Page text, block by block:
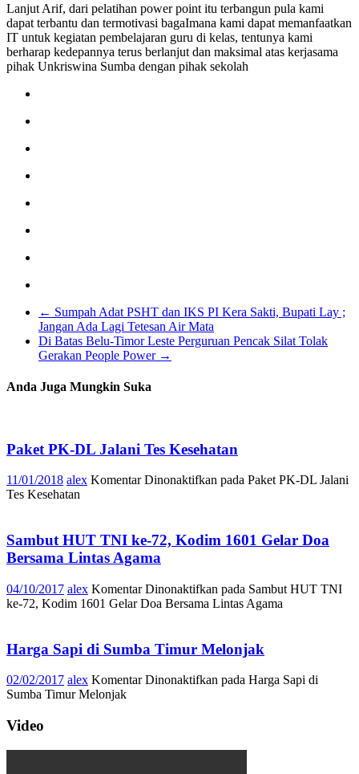
Lanjut Arif, dari pelatihan power point itu terbangun pula kami
dapat terbantu dan termotivasi bagaImana kami dapat memanfaatkan
IT untuk kegiatan pembelajaran guru di kelas, tentunya kami
berharap kedepannya terus berlanjut dan maksimal atas kerjasama
pihak Unkriswina Sumba dengan pihak sekolah
← Sumpah Adat PSHT dan IKS PI Kera Sakti, Bupati Lay ;
Jangan Ada Lagi Tetesan Air Mata
Di Batas Belu-Timor Leste Perguruan Pencak Silat Tolak
Gerakan People Power →
Anda Juga Mungkin Suka
Paket PK-DL Jalani Tes Kesehatan
11/01/2018 alex Komentar Dinonaktifkan pada Paket PK-DL Jalani
Tes Kesehatan
Sambut HUT TNI ke-72, Kodim 1601 Gelar Doa
Bersama Lintas Agama
04/10/2017 alex Komentar Dinonaktifkan pada Sambut HUT TNI
ke-72, Kodim 1601 Gelar Doa Bersama Lintas Agama
Harga Sapi di Sumba Timur Melonjak
02/02/2017 alex Komentar Dinonaktifkan pada Harga Sapi di
Sumba Timur Melonjak
Video